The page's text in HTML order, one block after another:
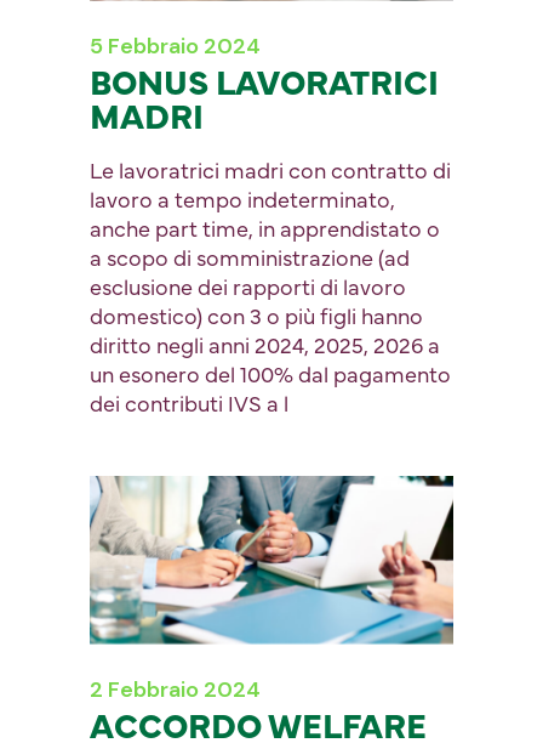
5 Febbraio 2024
BONUS LAVORATRICI
MADRI
Le lavoratrici madri con contratto di
lavoro a tempo indeterminato,
anche part time, in apprendistato o
a scopo di somministrazione (ad
esclusione dei rapporti di lavoro
domestico) con 3 o più figli hanno
diritto negli anni 2024, 2025, 2026 a
un esonero del 100% dal pagamento
dei contributi IVS a l
2 Febbraio 2024
ACCORDO WELFARE